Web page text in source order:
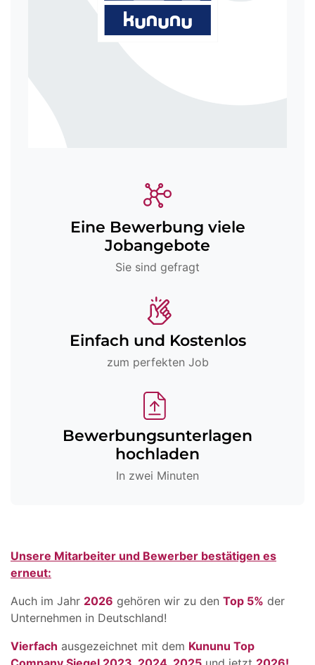
Eine Bewerbung viele
Jobangebote
Sie sind gefragt
Einfach und Kostenlos
zum perfekten Job
Bewerbungsunterlagen
hochladen
In zwei Minuten
Unsere Mitarbeiter und Bewerber bestätigen es
erneut:
Auch im Jahr 2026 gehören wir zu den Top 5% der
Unternehmen in Deutschland!
Vierfach ausgezeichnet mit dem Kununu Top